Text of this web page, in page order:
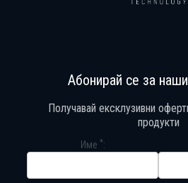
Абонирай се за
Получавай ексклузивни
продукти
Име *